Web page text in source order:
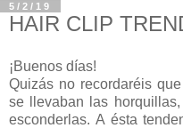
5/2/19
HAIR CLIP
¡Buenos días!
Quizás no recordaréis
se llevaban las
esconderlas. A ésta